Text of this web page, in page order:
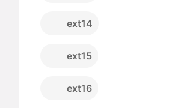
ext14
ext15
ext16